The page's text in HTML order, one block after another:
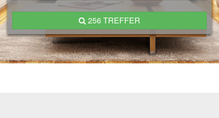
256 TREFFER